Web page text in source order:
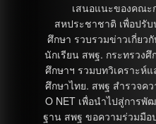
เสนอแนะของคณะ
สหประชาชาติ เพื่อปรั
ศึกษา รวบรวมข่าวเกี่ยว
นักเรียน สพฐ. กระทรวง
ศึกษาฯ รวมบทวิเคราะห์แ
ศึกษาไทย. สพฐ สำรวจค
O NET เพื่อนำไปสู่การ
ฐาน สพฐ ขอความร่วมมือ